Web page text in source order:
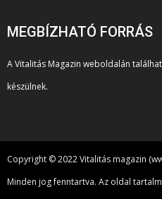
MEGBÍZHATÓ FORRÁS
A Vitalitás Magazin weboldalán
készülnek.
Copyright © 2022 Vitalitás magazin
Minden jog fenntartva. Az oldal